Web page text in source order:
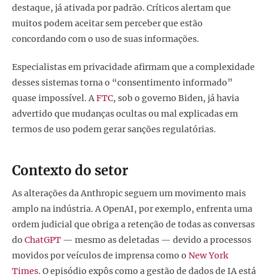
destaque, já ativada por padrão. Críticos alertam que
muitos podem aceitar sem perceber que estão
concordando com o uso de suas informações.
Especialistas em privacidade afirmam que a complexidade
desses sistemas torna o “consentimento informado”
quase impossível. AFTC, sob o governo Biden, já havia
advertido que mudanças ocultas ou mal explicadas em
termos de uso podem gerar sanções regulatórias.
Contexto do setor
As alterações da Anthropic seguem um movimento mais
amplo na indústria. A OpenAI, por exemplo, enfrenta uma
ordem judicial que obriga a retenção de todas as conversas
do ChatGPT — mesmo as deletadas — devido a processos
movidos por veículos de imprensa como o New York
Times. O episódio expôs como a gestão de dados de IA está